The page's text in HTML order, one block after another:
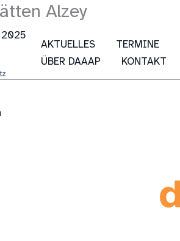
AKTUELLES TERMINE
ÜBER DAAAP
KONTAKT
Alzey